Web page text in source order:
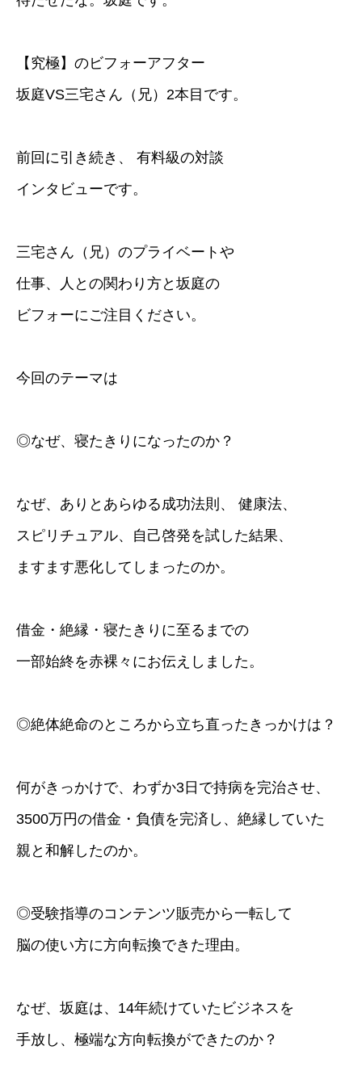
【究極】のビフォーアフター
坂庭VS三宅さん（兄）2本目です。
前回に引き続き、 有料級の対談
インタビューです。
三宅さん（兄）のプライベートや
仕事、人との関わり方と坂庭の
ビフォーにご注目ください。
今回のテーマは
◎なぜ、寝たきりになったのか？
なぜ、ありとあらゆる成功法則、 健康法、
スピリチュアル、自己啓発を試した結果、
ますます悪化してしまったのか。
借金・絶縁・寝たきりに至るまでの
一部始終を赤裸々にお伝えしました。
◎絶体絶命のところから立ち直ったきっかけは？
何がきっかけで、わずか3日で持病を完治させ、
3500万円の借金・負債を完済し、絶縁していた
親と和解したのか。
◎受験指導のコンテンツ販売から一転して
脳の使い方に方向転換できた理由。
なぜ、坂庭は、14年続けていたビジネスを
手放し、極端な方向転換ができたのか？